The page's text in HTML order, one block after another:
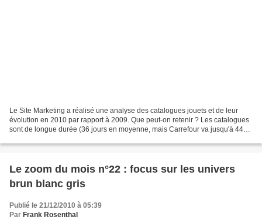
Le Site Marketing a réalisé une analyse des catalogues jouets et de leur
évolution en 2010 par rapport à 2009. Que peut-on retenir ? Les catalogues
sont de longue durée (36 jours en moyenne, mais Carrefour va jusqu'à 44
Le zoom du mois n°22 : focus sur les univers
brun blanc gris
Publié le 21/12/2010 à 05:39
Par Frank Rosenthal